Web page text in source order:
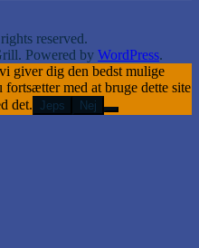
reserved.
Powered by WordPress.
giver dig den bedst mulige
med at bruge dette site
det. Jeps Nej